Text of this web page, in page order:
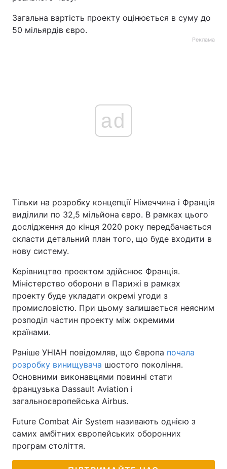
Загальна вартість проекту оцінюється в суму до
50 мільярдів євро.
Реклама
ad
Тільки на розробку концепції Німеччина і Франція
виділили по 32,5 мільйона євро. В рамках цього
дослідження до кінця 2020 року передбачається
скласти детальний план того, що буде входити в
нову систему.
Керівництво проектом здійснює Франція.
Міністерство оборони в Парижі в рамках
проекту буде укладати окремі угоди з
промисловістю. При цьому залишається неясним
розподіл частин проекту між окремими
країнами.
Раніше УНІАН повідомляв, що Європа почала
розробку винищувача шостого покоління.
Основними виконавцями повинні стати
французька Dassault Aviation і
загальноєвропейська Airbus.
Future Combat Air System називають однією з
самих амбітних європейських оборонних
програм століття.